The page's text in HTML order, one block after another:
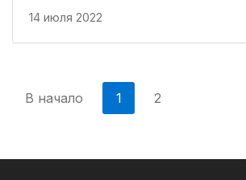
14 июля 2022
В начало 1 2